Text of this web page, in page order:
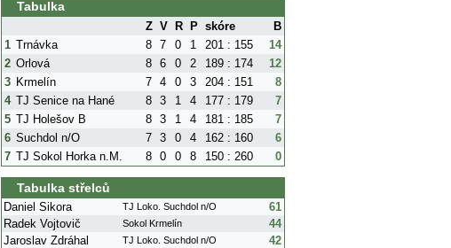
Tabulka
Z V R P skóre
B
1 Trnávka 8 7 0 1 201 : 155
14
2 Orlová 8 6 0 2 189 : 174
12
3 Krmelín 7 4 0 3 204 : 151
8
4 TJ Senice na Hané 8 3 1 4 177 : 179
7
5 TJ Holešov B 8 3 1 4 181 : 185
7
6 Suchdol n/O 7 3 0 4 162 : 160
6
7 TJ Sokol Horka n.M. 8 0 0 8 150 : 260 0
Tabulka střelců
Daniel Sikora TJ Loko. Suchdol n/O
61
Radek Vojtovič
Sokol Krmelín
44
Jaroslav Zdráhal
TJ Loko. Suchdol n/O 42